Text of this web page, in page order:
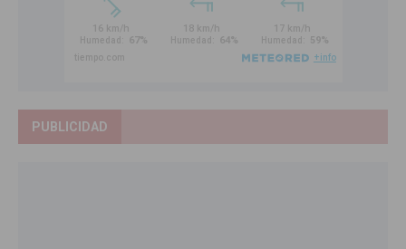
PUBLICIDAD